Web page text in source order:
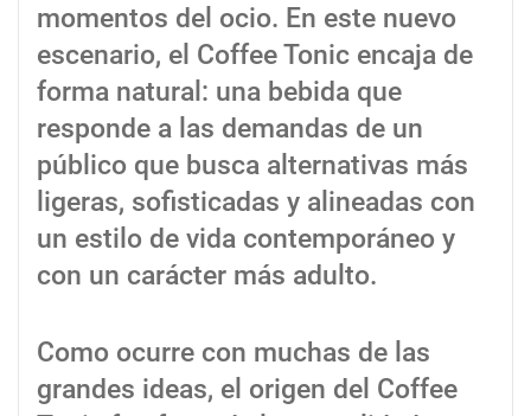
momentos del ocio. En este nuevo
escenario, el Coffee Tonic encaja de
forma natural: una bebida que
responde a las demandas de un
público que busca alternativas más
ligeras, sofisticadas y alineadas con
un estilo de vida contemporáneo y
con un carácter más adulto.
Como ocurre con muchas de las
grandes ideas, el origen del Coffee